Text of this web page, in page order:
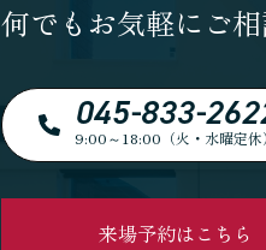
何でもお気軽にご
045-833-
9:00～18:00（火・水曜定休）
来場予約はこちら